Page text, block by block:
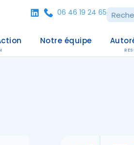
06 46 19 24 65
Notre équipe